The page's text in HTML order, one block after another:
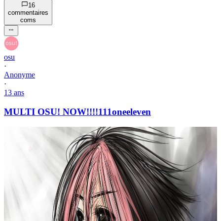
16
commentaires
coms
osu
·
Anonyme
·
13 ans
MULTI OSU! NOW!!!!111oneeleven